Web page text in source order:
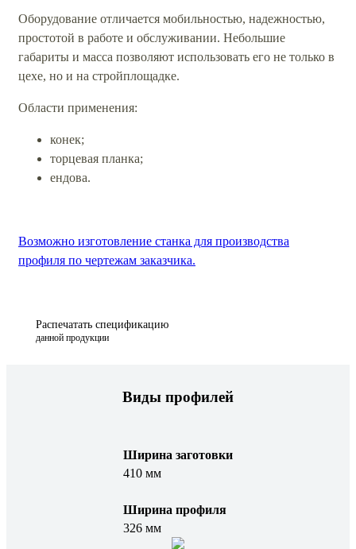
Оборудование отличается мобильностью, надежностью,
простотой в работе и обслуживании. Небольшие
габариты и масса позволяют использовать его не только в
цехе, но и на стройплощадке.
Области применения:
конек;
торцевая планка;
ендова.
Возможно изготовление станка для производства
профиля по чертежам заказчика.
Распечатать спецификацию
данной продукции
Виды профилей
Ширина заготовки
410 мм
Ширина профиля
326 мм